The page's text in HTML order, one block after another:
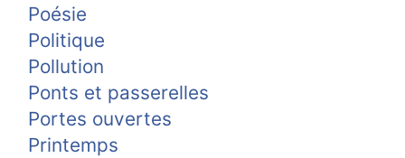
Poésie
Politique
Pollution
Ponts et passerelles
Portes ouvertes
Printemps